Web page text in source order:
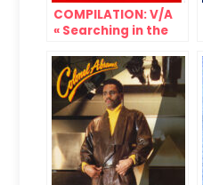
COMPILATION: V/A
« Searching in the
(Muziek Express,
1986)